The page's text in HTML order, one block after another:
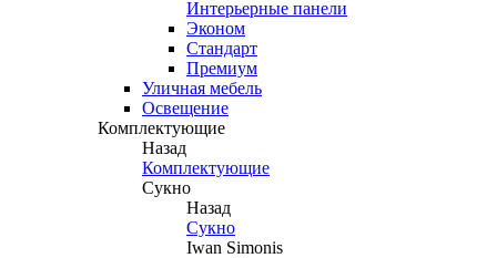
Интерьерные панели
Эконом
Стандарт
Премиум
Уличная мебель
Освещение
Комплектующие
Назад
Комплектующие
Сукно
Назад
Сукно
Iwan Simonis